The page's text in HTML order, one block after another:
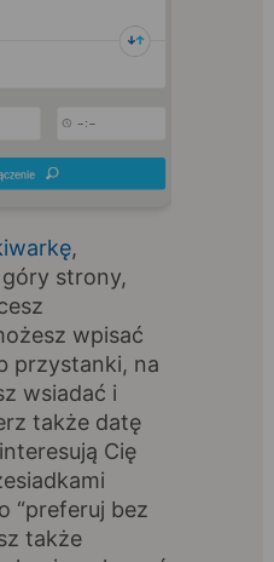
,
strony,
wpisać
przystanki, na
wsiadać i
także datę
Cię
“preferuj bez
także